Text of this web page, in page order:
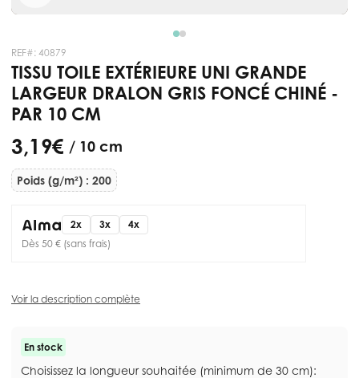
REF#: 40879
TISSU TOILE EXTÉRIEURE UNI GRANDE
LARGEUR DRALON GRIS FONCÉ CHINÉ -
PAR 10 CM
3,19 € / 10 cm
Poids (g/m²) : 200
2x 3x
4x
Dès 50 € (sans frais)
Voir la description complète
En stock
Choisissez la longueur souhaitée (minimum de 30 cm):